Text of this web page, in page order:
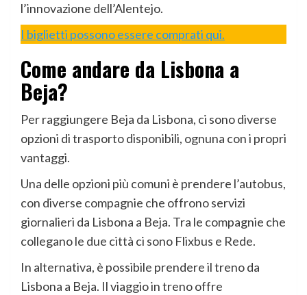
l’innovazione dell’Alentejo.
I biglietti possono essere comprati qui.
Come andare da Lisbona a
Beja?
Per raggiungere Beja da Lisbona, ci sono diverse
opzioni di trasporto disponibili, ognuna con i propri
vantaggi.
Una delle opzioni più comuni è prendere l’autobus,
con diverse compagnie che offrono servizi
giornalieri da Lisbona a Beja. Tra le compagnie che
collegano le due città ci sono Flixbus e Rede.
In alternativa, è possibile prendere il treno da
Lisbona a Beja. Il viaggio in treno offre